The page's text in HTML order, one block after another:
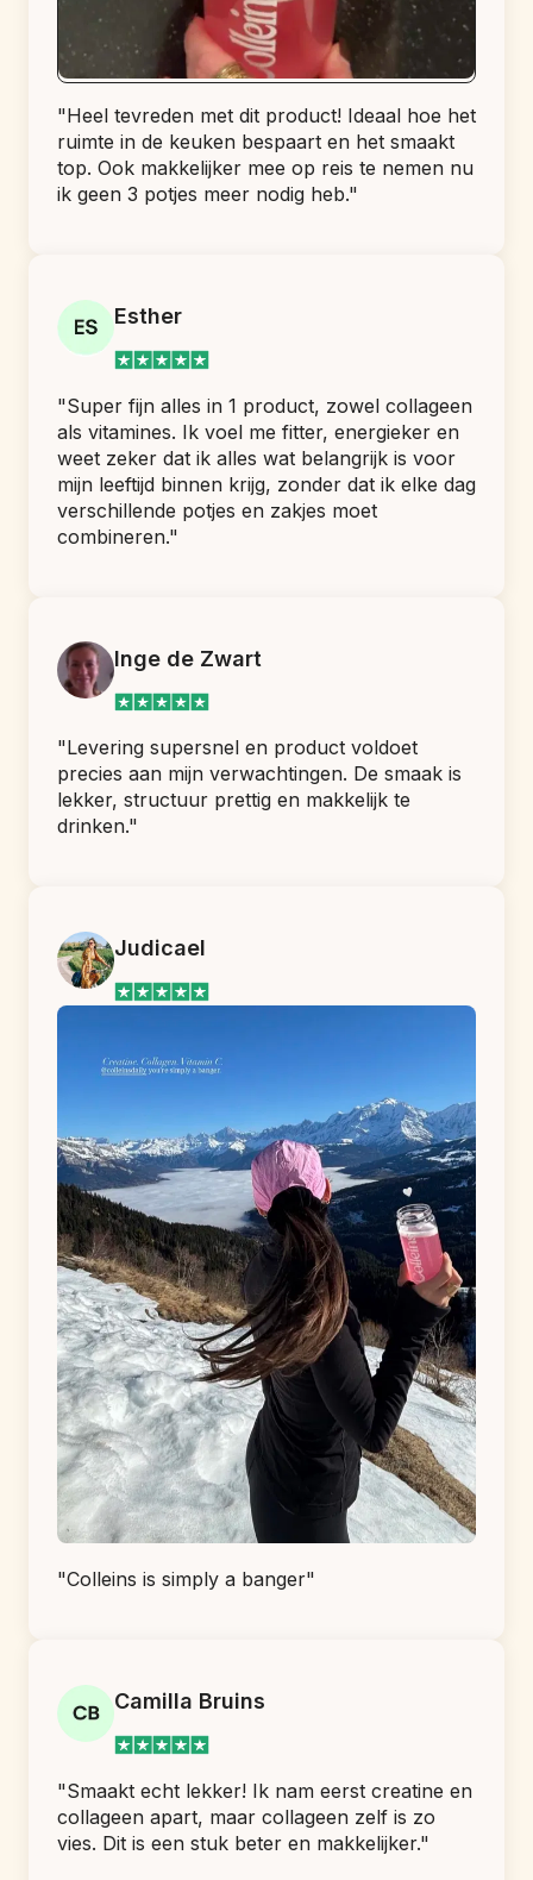
"Heel tevreden met dit product! Ideaal hoe het
ruimte in de keuken bespaart en het smaakt
top. Ook makkelijker mee op reis te nemen nu
ik geen 3 potjes meer nodig heb."
Esther
"Super fijn alles in 1 product, zowel collageen
als vitamines. Ik voel me fitter, energieker en
weet zeker dat ik alles wat belangrijk is voor
mijn leeftijd binnen krijg, zonder dat ik elke dag
verschillende potjes en zakjes moet
combineren."
Inge de Zwart
"Levering supersnel en product voldoet
precies aan mijn verwachtingen. De smaak is
lekker, structuur prettig en makkelijk te
drinken."
Judicael
"Colleins is simply a banger"
Camilla Bruins
"Smaakt echt lekker! Ik nam eerst creatine en
collageen apart, maar collageen zelf is zo
vies. Dit is een stuk beter en makkelijker."